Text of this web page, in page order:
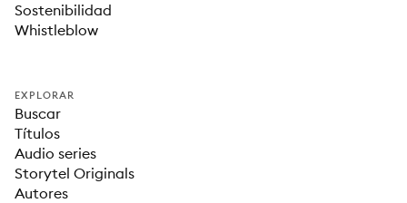
Sostenibilidad
Whistleblow
EXPLORAR
Buscar
Títulos
Audio series
Storytel Originals
Autores